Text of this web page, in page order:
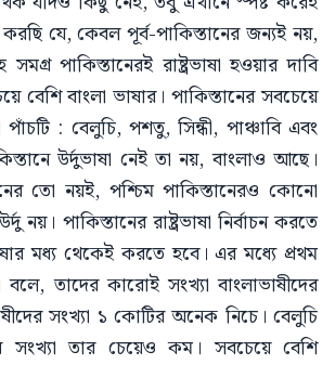
যে, কেবল পূর্ব-পাকিস্তানের জন্যই নয়,
পাকিস্তানেরই রাষ্ট্রভাষা হওয়ার দাবি
বেশি বাংলা ভাষার। পাকিস্তানের সবচেয়ে
পাঁচটি : বেলুচি, পশতু, সিন্ধী, পাঞ্চাবি এবং
উর্দুভাষা নেই তা নয়, বাংলাও আছে।
তো নয়ই, পশ্চিম পাকিস্তানেরও কোনো
নয়। পাকিস্তানের রাষ্ট্রভাষা নির্বাচন করতে
মধ্য থেকেই করতে হবে। এর মধ্যে প্রথম
বলে, তাদের কারোই সংখ্যা বাংলাভাষীদের
সংখ্যা ১ কোটির অনেক নিচে। বেলুচি
সংখ্যা তার চেয়েও কম। সবচেয়ে বেশি